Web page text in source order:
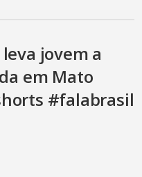
jovem a
em Mato
#falabrasil